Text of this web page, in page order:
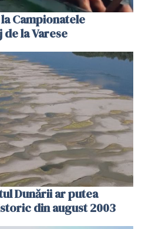
Campionatele
la Varese
Dunării ar putea
din august 2003